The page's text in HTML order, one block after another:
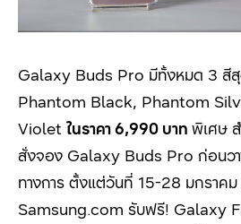
Galaxy Buds Pro มีทั้งหมด 3 สี
Phantom Black, Phantom
Violet ในราคา6,990 บาท พิเศษ
สั่งจอง Galaxy Buds Pro ก่อนว
ทางการ ตั้งแต่วันที่ 15-28 มกราคม
Samsung.com รับฟรี! Galaxy